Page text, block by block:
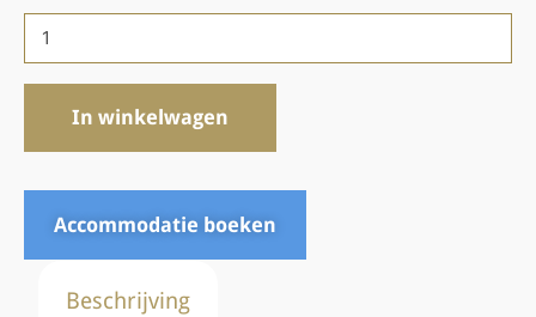
In winkelwagen
Accommodatie boeken
Beschrijving